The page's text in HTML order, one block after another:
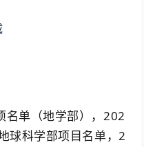
单（地学部），202
球科学部项目名单，2